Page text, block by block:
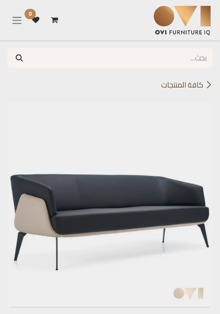
تخطي للذهاب إلى المحتوى
0
كافة المنتجات